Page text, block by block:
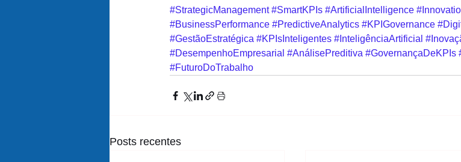
#StrategicManagement #SmartKPIs #ArtificialIntelligence
#BusinessPerformance #PredictiveAnalytics #KPIGovernance
#GestãoEstratégica #KPIsInteligentes #InteligênciaArtificial
#DesempenhoEmpresarial #AnálisePreditiva #GovernançaDeKPIs
#FuturoDoTrabalho
Posts recentes